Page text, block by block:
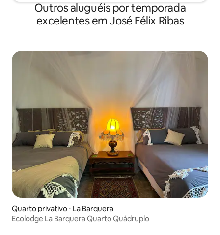
Outros aluguéis por temporada
excelentes em José Félix Ribas
Quarto privativo ⋅ La Barquera
Ecolodge La Barquera Quarto Quádruplo